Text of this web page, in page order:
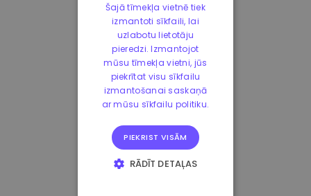
Šajā tīmekļa vietnē tiek
izmantoti sīkfaili, lai
uzlabotu lietotāju
pieredzi. Izmantojot
mūsu tīmekļa vietni, jūs
piekrītat visu sīkfailu
izmantošanai saskaņā
ar mūsu sīkfailu politiku.
PIEKRIST VISĀM
RĀDĪT DETAĻAS